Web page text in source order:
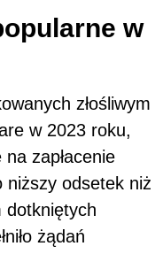
w
złośliwym
w 2023 roku,
zapłacenie
niższy odsetek niż
dotkniętych
żądań